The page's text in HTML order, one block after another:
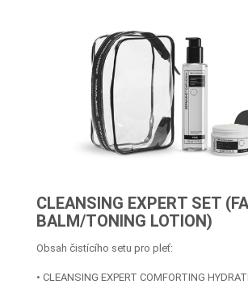
CLEANSING EXPERT SET
BALM/TONING LOTION)
Obsah čistícího setu pro pleť:
• CLEANSING EXPERT COMFORTING